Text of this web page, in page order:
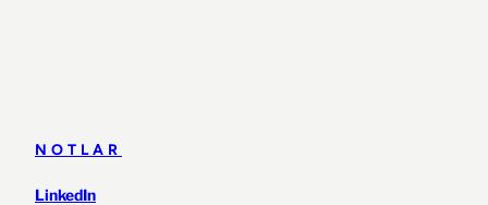
NOTLAR
LinkedIn